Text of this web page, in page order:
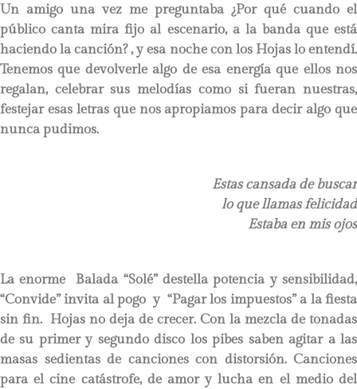
Un amigo una vez me preguntaba ¿Por qué cuando el
público canta mira fijo al escenario, a la banda que está
haciendo la canción? , y esa noche con los Hojas lo entendí.
Tenemos que devolverle algo de esa energía que ellos nos
regalan, celebrar sus melodías como si fueran nuestras,
festejar esas letras que nos apropiamos para decir algo que
nunca pudimos.
Estas cansada de buscar
lo que llamas felicidad
Estaba en mis ojos
La enorme Balada “Solé” destella potencia y sensibilidad,
“Convide” invita al pogo y “Pagar los impuestos” a la fiesta
sin fin. Hojas no deja de crecer. Con la mezcla de tonadas
de su primer y segundo disco los pibes saben agitar a las
masas sedientas de canciones con distorsión. Canciones
para el cine catástrofe, de amor y lucha en el medio del